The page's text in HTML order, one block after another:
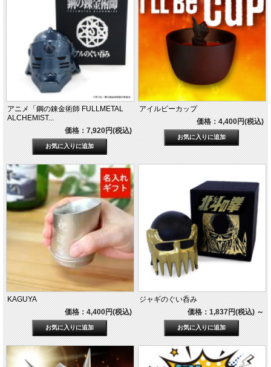
アニメ「鋼の錬金術師 FULLMETAL
ALCHEMIST...
価格：7,920円(税込)
アイルビーカップ
価格：4,400円(税込)
KAGUYA
価格：4,400円(税込)
ジャギのぐい呑み
価格：1,837円(税込)～